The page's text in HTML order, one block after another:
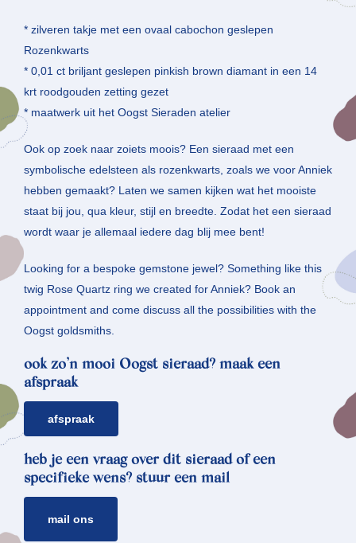
* zilveren takje met een ovaal cabochon geslepen
Rozenkwarts
* 0,01 ct briljant geslepen pinkish brown diamant in een 14
krt roodgouden zetting gezet
* maatwerk uit het Oogst Sieraden atelier
Ook op zoek naar zoiets moois? Een sieraad met een
symbolische edelsteen als rozenkwarts, zoals we voor Anniek
hebben gemaakt? Laten we samen kijken wat het mooiste
staat bij jou, qua kleur, stijl en breedte. Zodat het een sieraad
wordt waar je allemaal iedere dag blij mee bent!
Looking for a bespoke gemstone jewel? Something like this
twig Rose Quartz ring we created for Anniek? Book an
appointment and come discuss all the possibilities with the
Oogst goldsmiths.
ook zo’n mooi Oogst sieraad? maak een
afspraak
afspraak
heb je een vraag over dit sieraad of een
specifieke wens? stuur een mail
mail ons